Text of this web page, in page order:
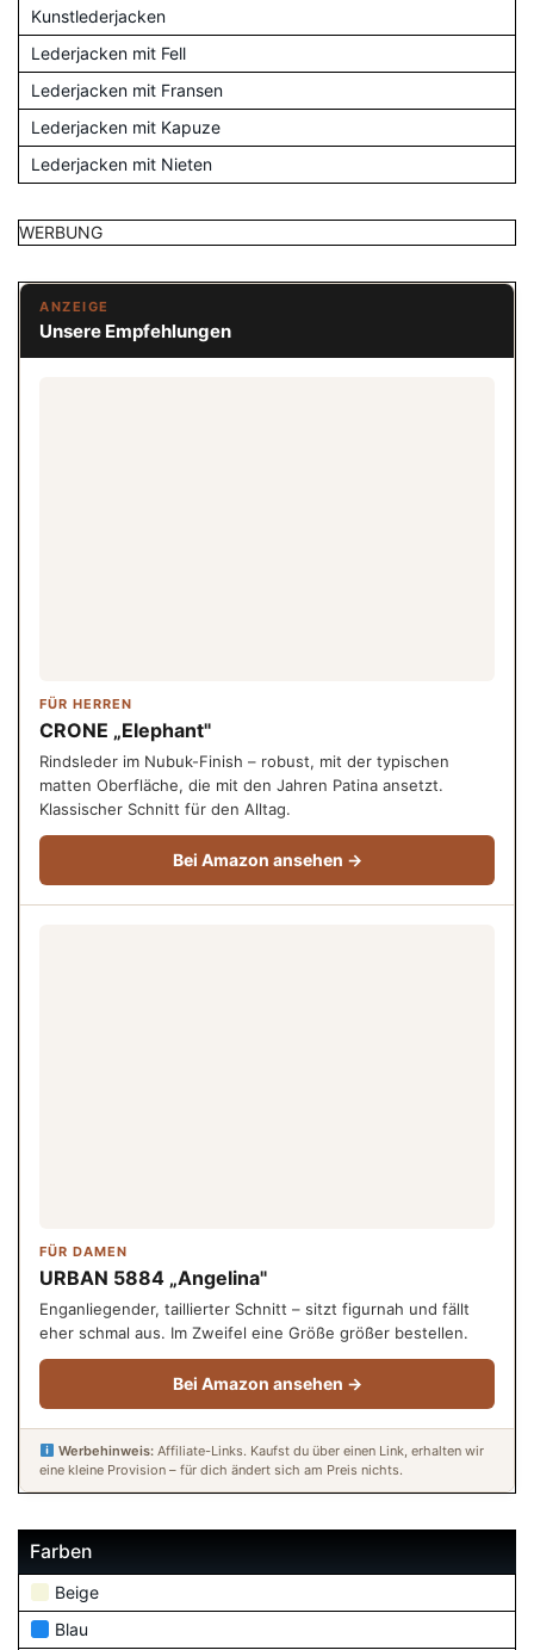
Kunstlederjacken
Lederjacken mit Fell
Lederjacken mit Fransen
Lederjacken mit Kapuze
Lederjacken mit Nieten
WERBUNG
ANZEIGE
Unsere Empfehlungen
FÜR HERREN
CRONE „Elephant"
Rindsleder im Nubuk-Finish – robust, mit der typischen
matten Oberfläche, die mit den Jahren Patina ansetzt.
Klassischer Schnitt für den Alltag.
Bei Amazon ansehen →
FÜR DAMEN
URBAN 5884 „Angelina"
Enganliegender, taillierter Schnitt – sitzt figurnah und fällt
eher schmal aus. Im Zweifel eine Größe größer bestellen.
Bei Amazon ansehen →
Werbehinweis:Affiliate-Links. Kaufst du über einen Link, erhalten wir
eine kleine Provision – für dich ändert sich am Preis nichts.
Farben
Beige
Blau